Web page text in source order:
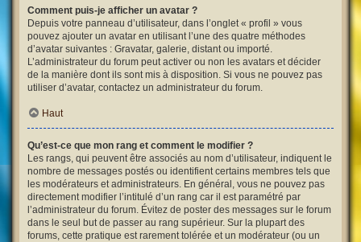
Comment puis-je afficher un avatar ?
Depuis votre panneau d’utilisateur, dans l’onglet « profil » vous
pouvez ajouter un avatar en utilisant l’une des quatre méthodes
d’avatar suivantes : Gravatar, galerie, distant ou importé.
L’administrateur du forum peut activer ou non les avatars et décider
de la manière dont ils sont mis à disposition. Si vous ne pouvez pas
utiliser d’avatar, contactez un administrateur du forum.
Haut
Qu’est-ce que mon rang et comment le modifier ?
Les rangs, qui peuvent être associés au nom d’utilisateur, indiquent le
nombre de messages postés ou identifient certains membres tels que
les modérateurs et administrateurs. En général, vous ne pouvez pas
directement modifier l’intitulé d’un rang car il est paramétré par
l’administrateur du forum. Évitez de poster des messages sur le forum
dans le seul but de passer au rang supérieur. Sur la plupart des
forums, cette pratique est rarement tolérée et un modérateur (ou un